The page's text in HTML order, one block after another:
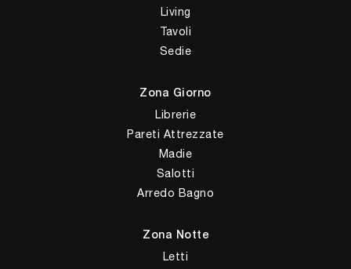
Living
Tavoli
Sedie
Zona Giorno
Librerie
Pareti Attrezzate
Madie
Salotti
Arredo Bagno
Zona Notte
Letti